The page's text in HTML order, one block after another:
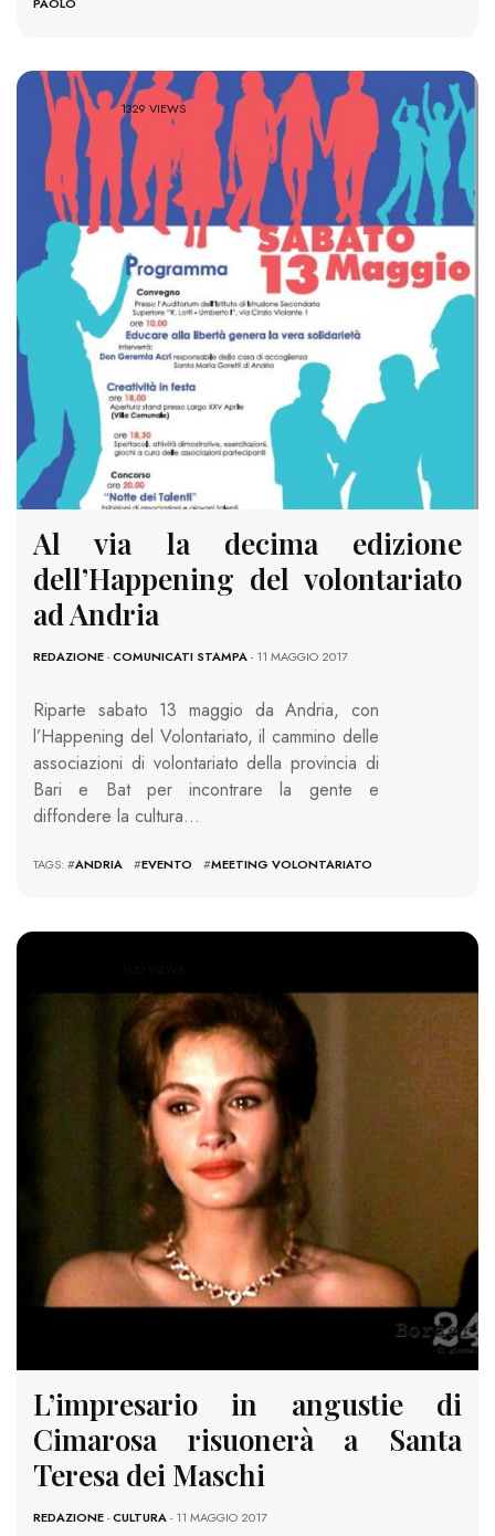
1329 VIEWS
Al via la decima edizione
dell’Happening del volontariato
ad Andria
REDAZIONE-COMUNICATI STAMPA- 11 MAGGIO 2017
Riparte sabato 13 maggio da Andria, con
l’Happening del Volontariato, il cammino delle
associazioni di volontariato della provincia di
Bari e Bat per incontrare la gente e
diffondere la cultura…
TAGS: #ANDRIA #EVENTO #MEETING VOLONTARIATO
L’impresario in angustie di
Cimarosa risuonerà a Santa
Teresa dei Maschi
REDAZIONE-CULTURA- 11 MAGGIO 2017